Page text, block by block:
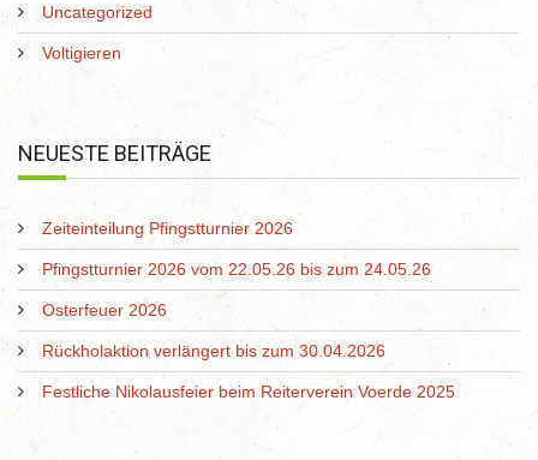
Uncategorized
Voltigieren
NEUESTE BEITRÄGE
Zeiteinteilung Pfingstturnier 2026
Pfingstturnier 2026 vom 22.05.26 bis zum 24.05.26
Osterfeuer 2026
Rückholaktion verlängert bis zum 30.04.2026
Festliche Nikolausfeier beim Reiterverein Voerde 2025